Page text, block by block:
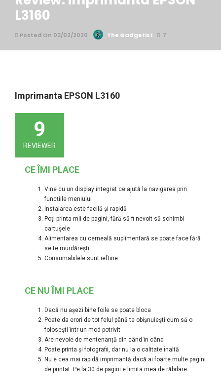
L3160
Posted On 03/02/2020 The Gadgetist 7
Imprimanta EPSON L3160
9
REVIEWER
CE ÎMI PLACE
Vine cu un display integrat ce ajută la navigarea prin
funcțiile meniului
Instalarea este facilă și rapidă
Poți printa mii de pagini, fără să fi nevoit să schimbi
cartușele
Alimentarea cu cerneală suplimentară se poate face fără
se te murdărești
Consumabilele sunt ieftine
CE NU ÎMI PLACE
Dacă nu așezi bine foile se poate bloca
Poate da erori de tot felul până te obișnuiești cum să o
folosești într-un mod potrivit
Are nevoie de mentenanță din când în când
Poate printa și fotografii, dar nu la o calitate înaltă
Nu e cea mai rapidă imprimantă dacă ai foarte multe pagini
de printat. Pe la 30 de pagini e limita mea de răbdare.